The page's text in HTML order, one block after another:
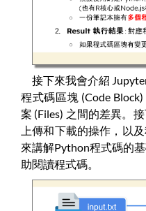
接下來我會介紹
程式碼區塊 (Code
案 (Files) 之間的差異。
上傳和下載的操作，以
來講解Python程式碼的
助閱讀程式碼。